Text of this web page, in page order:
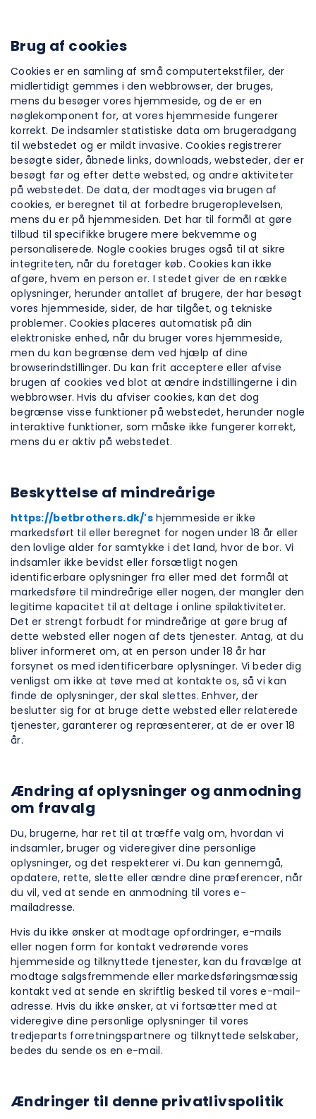
Brug af cookies
Cookies er en samling af små computertekstfiler, der
midlertidigt gemmes i den webbrowser, der bruges,
mens du besøger vores hjemmeside, og de er en
nøglekomponent for, at vores hjemmeside fungerer
korrekt. De indsamler statistiske data om brugeradgang
til webstedet og er mildt invasive. Cookies registrerer
besøgte sider, åbnede links, downloads, websteder, der er
besøgt før og efter dette websted, og andre aktiviteter
på webstedet. De data, der modtages via brugen af
cookies, er beregnet til at forbedre brugeroplevelsen,
mens du er på hjemmesiden. Det har til formål at gøre
tilbud til specifikke brugere mere bekvemme og
personaliserede. Nogle cookies bruges også til at sikre
integriteten, når du foretager køb. Cookies kan ikke
afgøre, hvem en person er. I stedet giver de en række
oplysninger, herunder antallet af brugere, der har besøgt
vores hjemmeside, sider, de har tilgået, og tekniske
problemer. Cookies placeres automatisk på din
elektroniske enhed, når du bruger vores hjemmeside,
men du kan begrænse dem ved hjælp af dine
browserindstillinger. Du kan frit acceptere eller afvise
brugen af cookies ved blot at ændre indstillingerne i din
webbrowser. Hvis du afviser cookies, kan det dog
begrænse visse funktioner på webstedet, herunder nogle
interaktive funktioner, som måske ikke fungerer korrekt,
mens du er aktiv på webstedet.
Beskyttelse af mindreårige
https://betbrothers.dk/'s hjemmeside er ikke
markedsført til eller beregnet for nogen under 18 år eller
den lovlige alder for samtykke i det land, hvor de bor. Vi
indsamler ikke bevidst eller forsætligt nogen
identificerbare oplysninger fra eller med det formål at
markedsføre til mindreårige eller nogen, der mangler den
legitime kapacitet til at deltage i online spilaktiviteter.
Det er strengt forbudt for mindreårige at gøre brug af
dette websted eller nogen af dets tjenester. Antag, at du
bliver informeret om, at en person under 18 år har
forsynet os med identificerbare oplysninger. Vi beder dig
venligst om ikke at tøve med at kontakte os, så vi kan
finde de oplysninger, der skal slettes. Enhver, der
beslutter sig for at bruge dette websted eller relaterede
tjenester, garanterer og repræsenterer, at de er over 18
år.
Ændring af oplysninger og anmodning
om fravalg
Du, brugerne, har ret til at træffe valg om, hvordan vi
indsamler, bruger og videregiver dine personlige
oplysninger, og det respekterer vi. Du kan gennemgå,
opdatere, rette, slette eller ændre dine præferencer, når
du vil, ved at sende en anmodning til vores e-
mailadresse.
Hvis du ikke ønsker at modtage opfordringer, e-mails
eller nogen form for kontakt vedrørende vores
hjemmeside og tilknyttede tjenester, kan du fravælge at
modtage salgsfremmende eller markedsføringsmæssig
kontakt ved at sende en skriftlig besked til vores e-mail-
adresse. Hvis du ikke ønsker, at vi fortsætter med at
videregive dine personlige oplysninger til vores
tredjeparts forretningspartnere og tilknyttede selskaber,
bedes du sende os en e-mail.
Ændringer til denne privatlivspolitik